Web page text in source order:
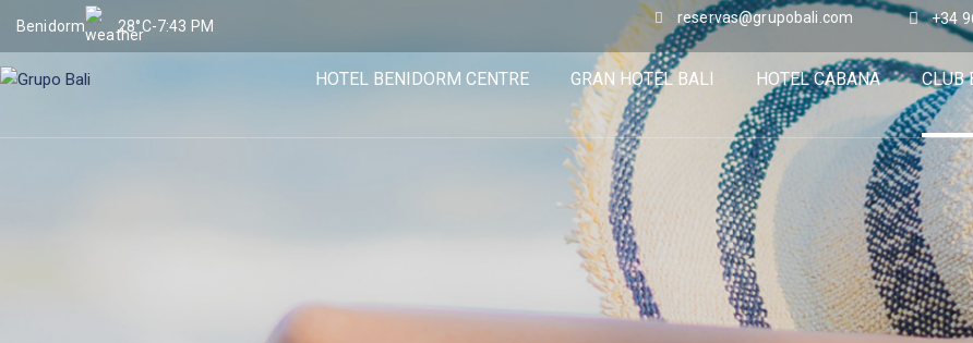
Benidorm 28°C-7:43 PM reservas@grupobali.com +34
HOTEL BENIDORM CENTRE GRAN HOTEL BALI HOTEL CABANA CLUB